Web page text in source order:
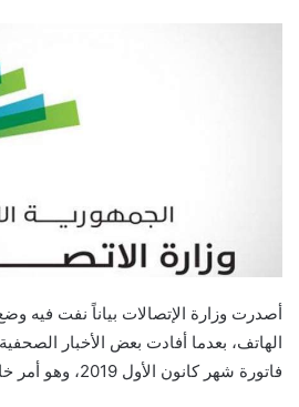
أصدرت ​وزارة الإتصالات​ بياناً نفت فيه
فاتورة شهر كانون الأول 2019، وهو أمر خاطئ.